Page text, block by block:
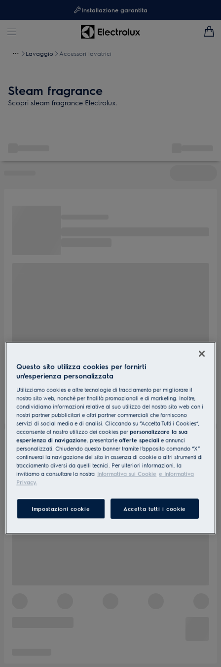
Installazione garantita
Lavaggio Accessori lavatrici
Steam fragrance
Scopri steam fragrance Electrolux.
Questo sito utilizza cookies per fornirti
un'esperienza personalizzata
Utilizziamo cookies e altre tecnologie di tracciamento per migliorare il
nostro sito web, nonchè per finalità promozionali e di marketing. Inoltre,
condividiamo informazioni relative al suo utilizzo del nostro sito web con i
nostri partner pubblicitari e altri partner commerciali che forniscono
servizi di social media e di analisi. Cliccando su “Accetta Tutti i Cookies”,
acconsente al nostro utilizzo dei cookies perpersonalizzare la sua
esperienza di navigazione, presentarleofferte speciali e annunci
personalizzati. Chiudendo questo banner tramite l’apposito comando “X”
continuerai la navigazione del sito in assenza di cookie o altri strumenti di
tracciamento diversi da quelli tecnici. Per ulteriori informazioni, la
invitiamo a consultare la nostra Informativa sui Cookie e Informativa
Privacy.
Impostazioni cookie Accetta tutti i cookie